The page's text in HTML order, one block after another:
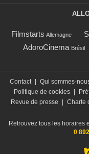
Filmstarts Allemagne
AdoroCinema Brésil
Contact | Qui sommes-
Politique de cookies |
Revue de presse
| Charte
Retrouvez tous les horaires
0